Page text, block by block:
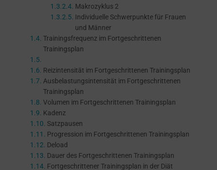
Makrozyklus 2
Individuelle Schwerpunkte für Frauen
und Männer
Trainingsfrequenz im Fortgeschrittenen
Trainingsplan
Reizintensität im Fortgeschrittenen Trainingsplan
Ausbelastungsintensität im Fortgeschrittenen
Trainingsplan
Volumen im Fortgeschrittenen Trainingsplan
Kadenz
Satzpausen
Progression im Fortgeschrittenen Trainingsplan
Deload
Dauer des Fortgeschrittenen Trainingsplan
Fortgeschrittener Trainingsplan in der Diät